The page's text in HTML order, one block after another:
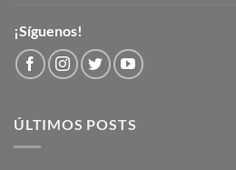
¡Síguenos!
ÚLTIMOS POSTS